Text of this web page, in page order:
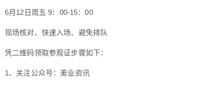
6月12日周五 9：00-15：00
现场核对、快速入场、避免排队
凭二维码领取参观证步骤如下：
1、关注公众号：美业资讯